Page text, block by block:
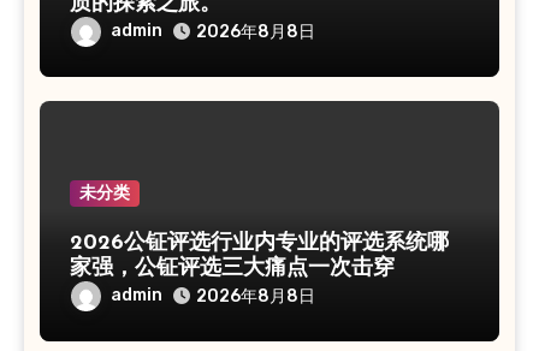
admin 2026年8月8日
未分类
2026公钲评选行业内专业的评选系统哪
家强，公钲评选三大痛点一次击穿
admin 2026年8月8日